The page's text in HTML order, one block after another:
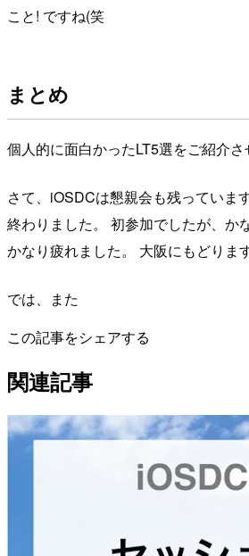
こと! ですね(笑
まとめ
個人的に面白かったLT5選をご紹介さ
さて、iOSDCは懇親会も残っていま
終わりました。 初参加でしたが、か
かなり疲れました。 大阪にもどりま
では、また
この記事をシェアする
関連記事